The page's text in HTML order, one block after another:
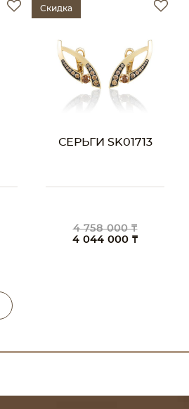
Скидка
СЕРЬГИ SK01713
4 758 000 ₸
4 044 000 ₸